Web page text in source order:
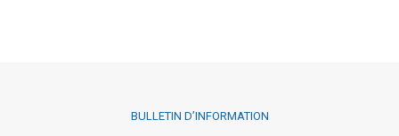
BULLETIN D’INFORMATION